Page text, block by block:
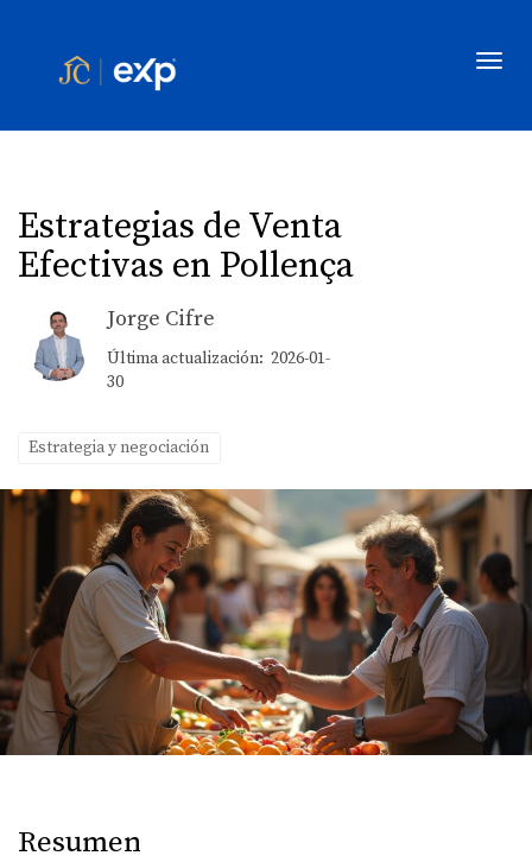
Estrategias de Venta
Efectivas en Pollença
Jorge Cifre
Última actualización: 2026-01-
30
Estrategia y negociación
Resumen